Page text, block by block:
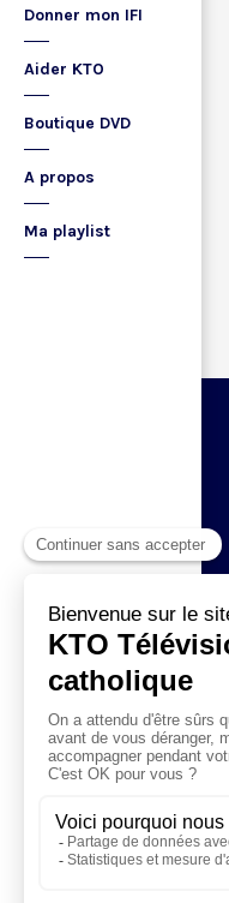
Donner mon IFI
Aider KTO
Boutique DVD
A propos
Ma playlist